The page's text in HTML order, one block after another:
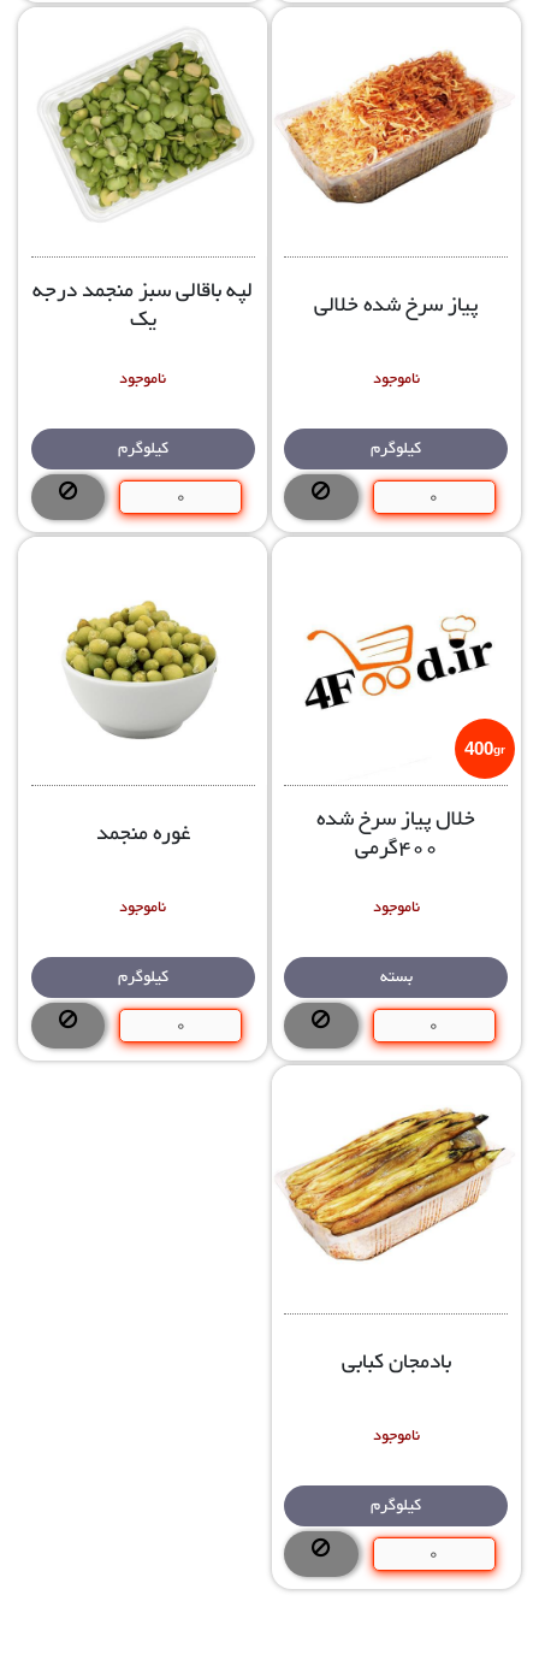
پیاز سرخ شده خلالی
ناموجود
کیلوگرم
لپه باقالی سبز منجمد درجه
یک
ناموجود
کیلوگرم
400gr
خلال پیاز سرخ شده
400گرمی
ناموجود
بسته
غوره منجمد
ناموجود
کیلوگرم
بادمجان کبابی
ناموجود
کیلوگرم